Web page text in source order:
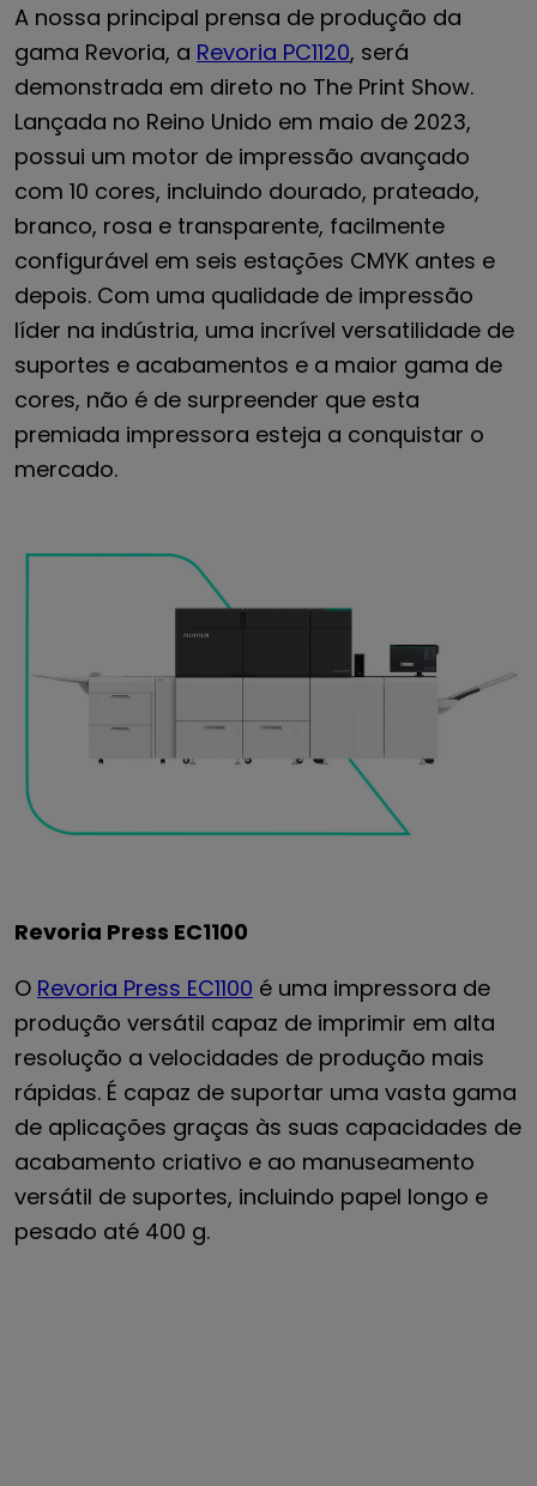
A nossa principal prensa de produção da
gama Revoria, a Revoria PC1120, será
demonstrada em direto no The Print Show.
Lançada no Reino Unido em maio de 2023,
possui um motor de impressão avançado
com 10 cores, incluindo dourado, prateado,
branco, rosa e transparente, facilmente
configurável em seis estações CMYK antes e
depois. Com uma qualidade de impressão
líder na indústria, uma incrível versatilidade de
suportes e acabamentos e a maior gama de
cores, não é de surpreender que esta
premiada impressora esteja a conquistar o
mercado.
Revoria Press EC1100
O Revoria Press EC1100 é uma impressora de
produção versátil capaz de imprimir em alta
resolução a velocidades de produção mais
rápidas. É capaz de suportar uma vasta gama
de aplicações graças às suas capacidades de
acabamento criativo e ao manuseamento
versátil de suportes, incluindo papel longo e
pesado até 400 g.